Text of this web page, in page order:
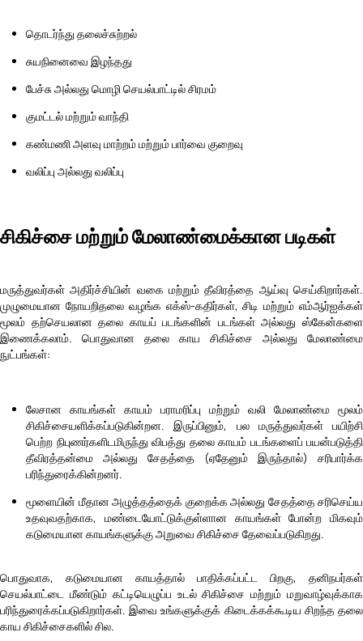
தொடர்ந்து தலைச்சுற்றல்
சுயநினைவை இழந்தது
பேச்சு அல்லது மொழி செயல்பாட்டில் சிரமம்
குமட்டல் மற்றும் வாந்தி
கண்மணி அளவு மாற்றம் மற்றும் பார்வை குறைவு
வலிப்பு அல்லது வலிப்பு
சிகிச்சை மற்றும் மேலாண்மைக்கான படிகள்
மருத்துவர்கள் அதிர்ச்சியின் வகை மற்றும் தீவிரத்தை ஆய்வு செய்கிறார்கள்.
முழுமையான நோயறிதலை வழங்க எக்ஸ்-கதிர்கள், சிடி மற்றும் எம்ஆர்ஐக்கள்
மூலம் தற்செயலான தலை காயப் படங்களின் படங்கள் அல்லது ஸ்கேன்களை
இணைக்கலாம். பொதுவான தலை காய சிகிச்சை அல்லது மேலாண்மை
நுட்பங்கள்:
லேசான காயங்கள் காயம் பராமரிப்பு மற்றும் வலி மேலாண்மை மூலம்
சிகிச்சையளிக்கப்படுகின்றன. இருப்பினும், பல மருத்துவர்கள் பயிற்சி
பெற்ற நிபுணர்களிடமிருந்து விபத்து தலை காயம் படங்களைப் பயன்படுத்தி
தீவிரத்தன்மை அல்லது சேதத்தை (ஏதேனும் இருந்தால்) சரிபார்க்க
பரிந்துரைக்கின்றனர்.
மூளையின் மீதான அழுத்தத்தைக் குறைக்க அல்லது சேதத்தை சரிசெய்ய
உதவுவதற்காக, மண்டையோட்டுக்குள்ளான காயங்கள் போன்ற மிகவும்
கடுமையான காயங்களுக்கு அறுவை சிகிச்சை தேவைப்படுகிறது.
பொதுவாக, கடுமையான காயத்தால் பாதிக்கப்பட்ட பிறகு, தனிநபர்கள்
செயல்பாட்டை மீண்டும் கட்டியெழுப்ப உடல் சிகிச்சை மற்றும் மறுவாழ்வுக்காக
பரிந்துரைக்கப்படுகிறார்கள். இவை உங்களுக்குக் கிடைக்கக்கூடிய சிறந்த தலை
காய சிகிச்சைகளில் சில.